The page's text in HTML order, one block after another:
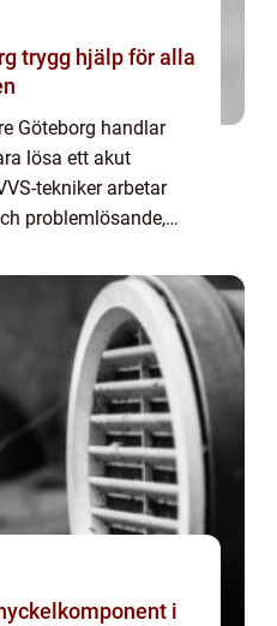
Göteborg handlar
lösa ett akut
tekniker arbetar
problemlösande,
installationer. För
i